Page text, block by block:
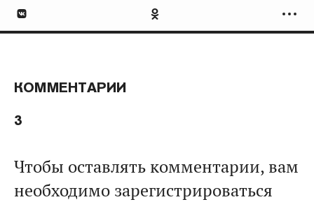
КОММЕНТАРИИ
3
Чтобы оставлять комментарии, вам
необходимо зарегистрироваться